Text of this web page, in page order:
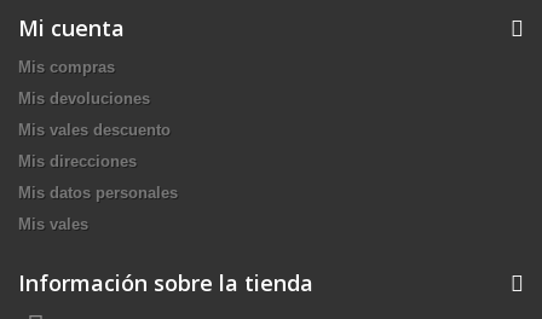
Mi cuenta
Mis compras
Mis devoluciones
Mis vales descuento
Mis direcciones
Mis datos personales
Mis vales
Información sobre la tienda